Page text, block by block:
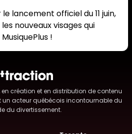
lancement officiel du 11 juin,
nouveaux visages qui
!
création et en distribution de contenu
un acteur québécois incontournable du
du divertissement.